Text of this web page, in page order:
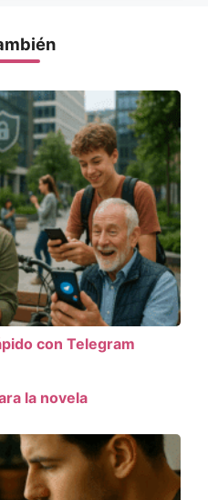
con Telegram
la novela